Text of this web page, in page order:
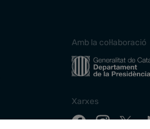
Amb la col·laboració
Xarxes